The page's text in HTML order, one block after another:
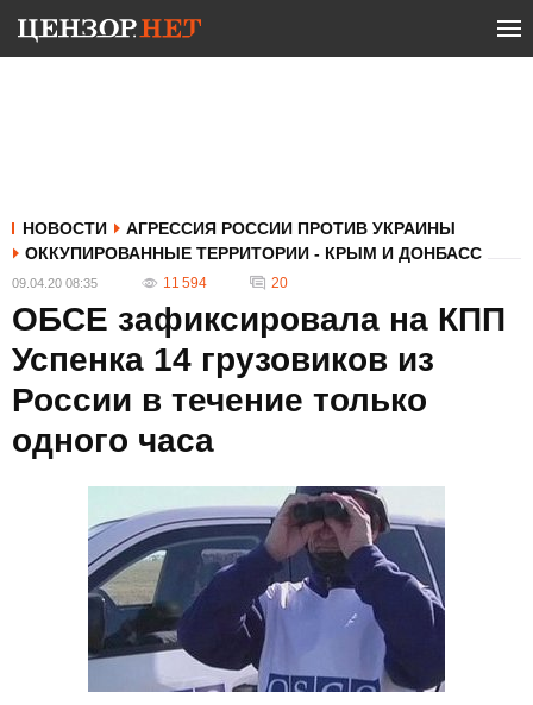
НОВОСТИ
АГРЕССИЯ РОССИИ ПРОТИВ УКРАИНЫ
ОККУПИРОВАННЫЕ ТЕРРИТОРИИ - КРЫМ И ДОНБАСС
09.04.20 08:35 11 594 20
ОБСЕ зафиксировала на КПП
Успенка 14 грузовиков из
России в течение только
одного часа